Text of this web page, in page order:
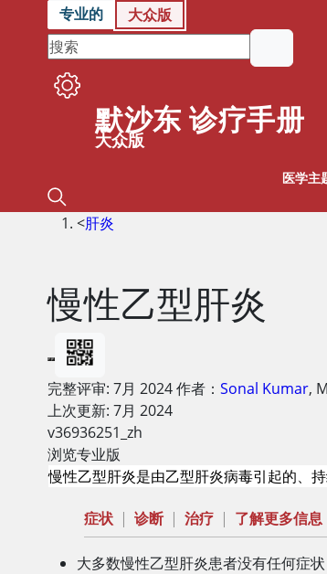
专业的 大众版
默沙东 诊疗手册
大众版
医学主
<肝炎
慢性乙型肝炎
完整评审: 7月 2024作者： Sonal Kumar,
上次更新: 7月 2024
v36936251_zh
浏览专业版
慢性乙型肝炎是由乙型肝炎病毒引起的、持
症状 | 诊断 | 治疗 | 了解更多信息
大多数慢性乙型肝炎患者没有任何症